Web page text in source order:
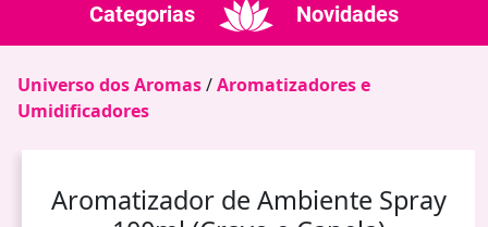
Categorias Novidades
Universo dos Aromas/Aromatizadores e
Umidificadores
Aromatizador de Ambiente Spray